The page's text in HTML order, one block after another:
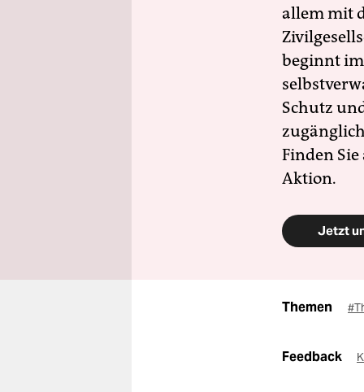
allem mit
beginnt
Schutz
Finden
Aktion.
Jetzt
Themen
Feedback